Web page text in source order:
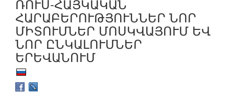
ՌՈՒՍ-ՀԱՅԿԱԿԱՆ
ՀԱՐԱԲԵՐՈՒԹՅՈՒՆՆԵՐ ՆՈՐ
ՄԻՏՈՒՄՆԵՐ ՄՈՍԿՎԱՅՈՒՄ ԵՎ
ՆՈՐ ԸՆԿԱԼՈՒՄՆԵՐ
ԵՐԵՎԱՆՈՒՄ